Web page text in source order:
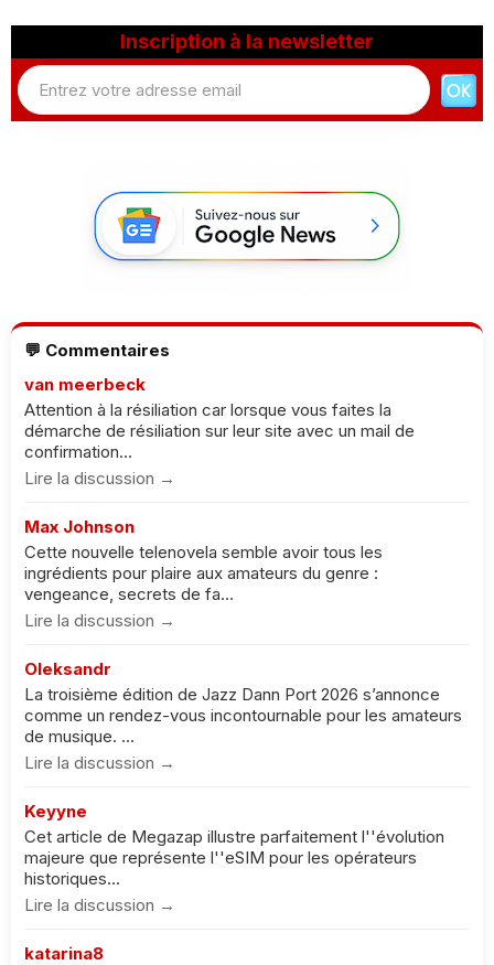
Inscription à la newsletter
💬 Commentaires
van meerbeck
Attention à la résiliation car lorsque vous faites la
démarche de résiliation sur leur site avec un mail de
confirmation...
Lire la discussion →
Max Johnson
Cette nouvelle telenovela semble avoir tous les
ingrédients pour plaire aux amateurs du genre :
vengeance, secrets de fa...
Lire la discussion →
Oleksandr
La troisième édition de Jazz Dann Port 2026 s’annonce
comme un rendez-vous incontournable pour les amateurs
de musique. ...
Lire la discussion →
Keyyne
Cet article de Megazap illustre parfaitement l''évolution
majeure que représente l''eSIM pour les opérateurs
historiques...
Lire la discussion →
katarina8